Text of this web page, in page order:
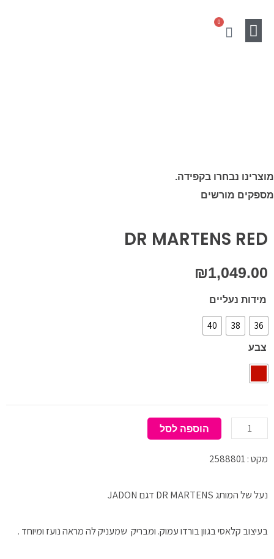
לתוכן
0
עגלת
מוצרינו נבחרו בקפידה.
מספקים מורשים
DR MARTENS RED
₪1,049.00
מידות נעליים
36
38
40
צבע
כמות
של
DR
MARTENS
הוספה לסל
מקט : 2588801
נעל של המותג DR MARTENS דגם JADON
בעיצוב קלאסי בגוון בורדו עמוק. ומבריק שמעניק לה מראה נועז ומיוחד .